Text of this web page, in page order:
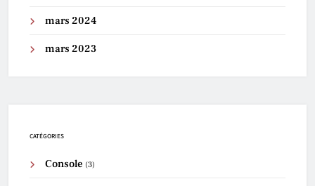
mars 2024
mars 2023
CATÉGORIES
Console (3)